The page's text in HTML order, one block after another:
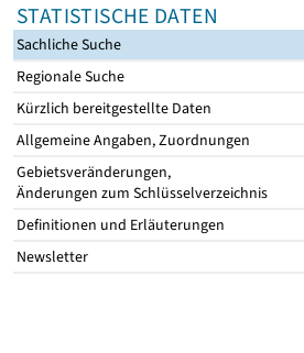
STATISTISCHE DATEN
Sachliche Suche
Regionale Suche
Kürzlich bereitgestellte Daten
Allgemeine Angaben, Zuordnungen
Gebietsveränderungen,
Änderungen zum Schlüsselverzeichnis
Definitionen und Erläuterungen
Newsletter